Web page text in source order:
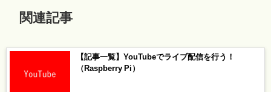
関連記事
【記事一覧】YouTubeでライブ配信を行う！
（Raspberry Pi）